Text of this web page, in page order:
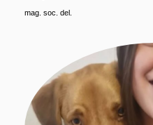
mag. soc. del.